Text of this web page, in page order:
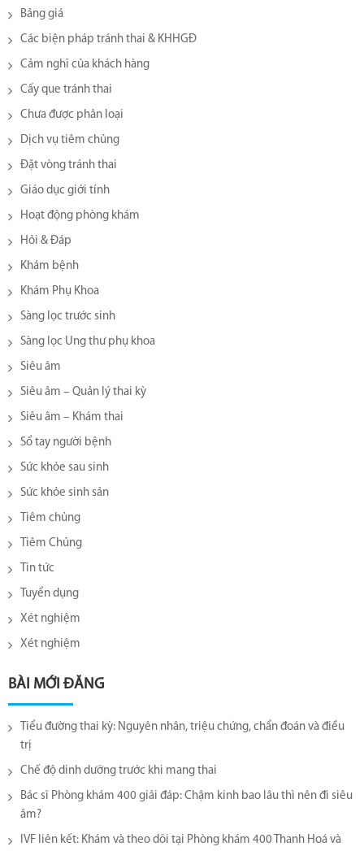
Bảng giá
Các biện pháp tránh thai & KHHGĐ
Cảm nghĩ của khách hàng
Cấy que tránh thai
Chưa được phân loại
Dịch vụ tiêm chủng
Đặt vòng tránh thai
Giáo dục giới tính
Hoạt động phòng khám
Hỏi & Đáp
Khám bệnh
Khám Phụ Khoa
Sàng lọc trước sinh
Sàng lọc Ung thư phụ khoa
Siêu âm
Siêu âm – Quản lý thai kỳ
Siêu âm – Khám thai
Sổ tay người bệnh
Sức khỏe sau sinh
Sức khỏe sinh sản
Tiêm chủng
Tiêm Chủng
Tin tức
Tuyển dụng
Xét nghiệm
Xét nghiệm
BÀI MỚI ĐĂNG
Tiểu đường thai kỳ: Nguyên nhân, triệu chứng, chẩn đoán và điều
trị
Chế độ dinh dưỡng trước khi mang thai
Bác sĩ Phòng khám 400 giải đáp: Chậm kinh bao lâu thì nên đi siêu
âm?
IVF liên kết: Khám và theo dõi tại Phòng khám 400 Thanh Hoá và